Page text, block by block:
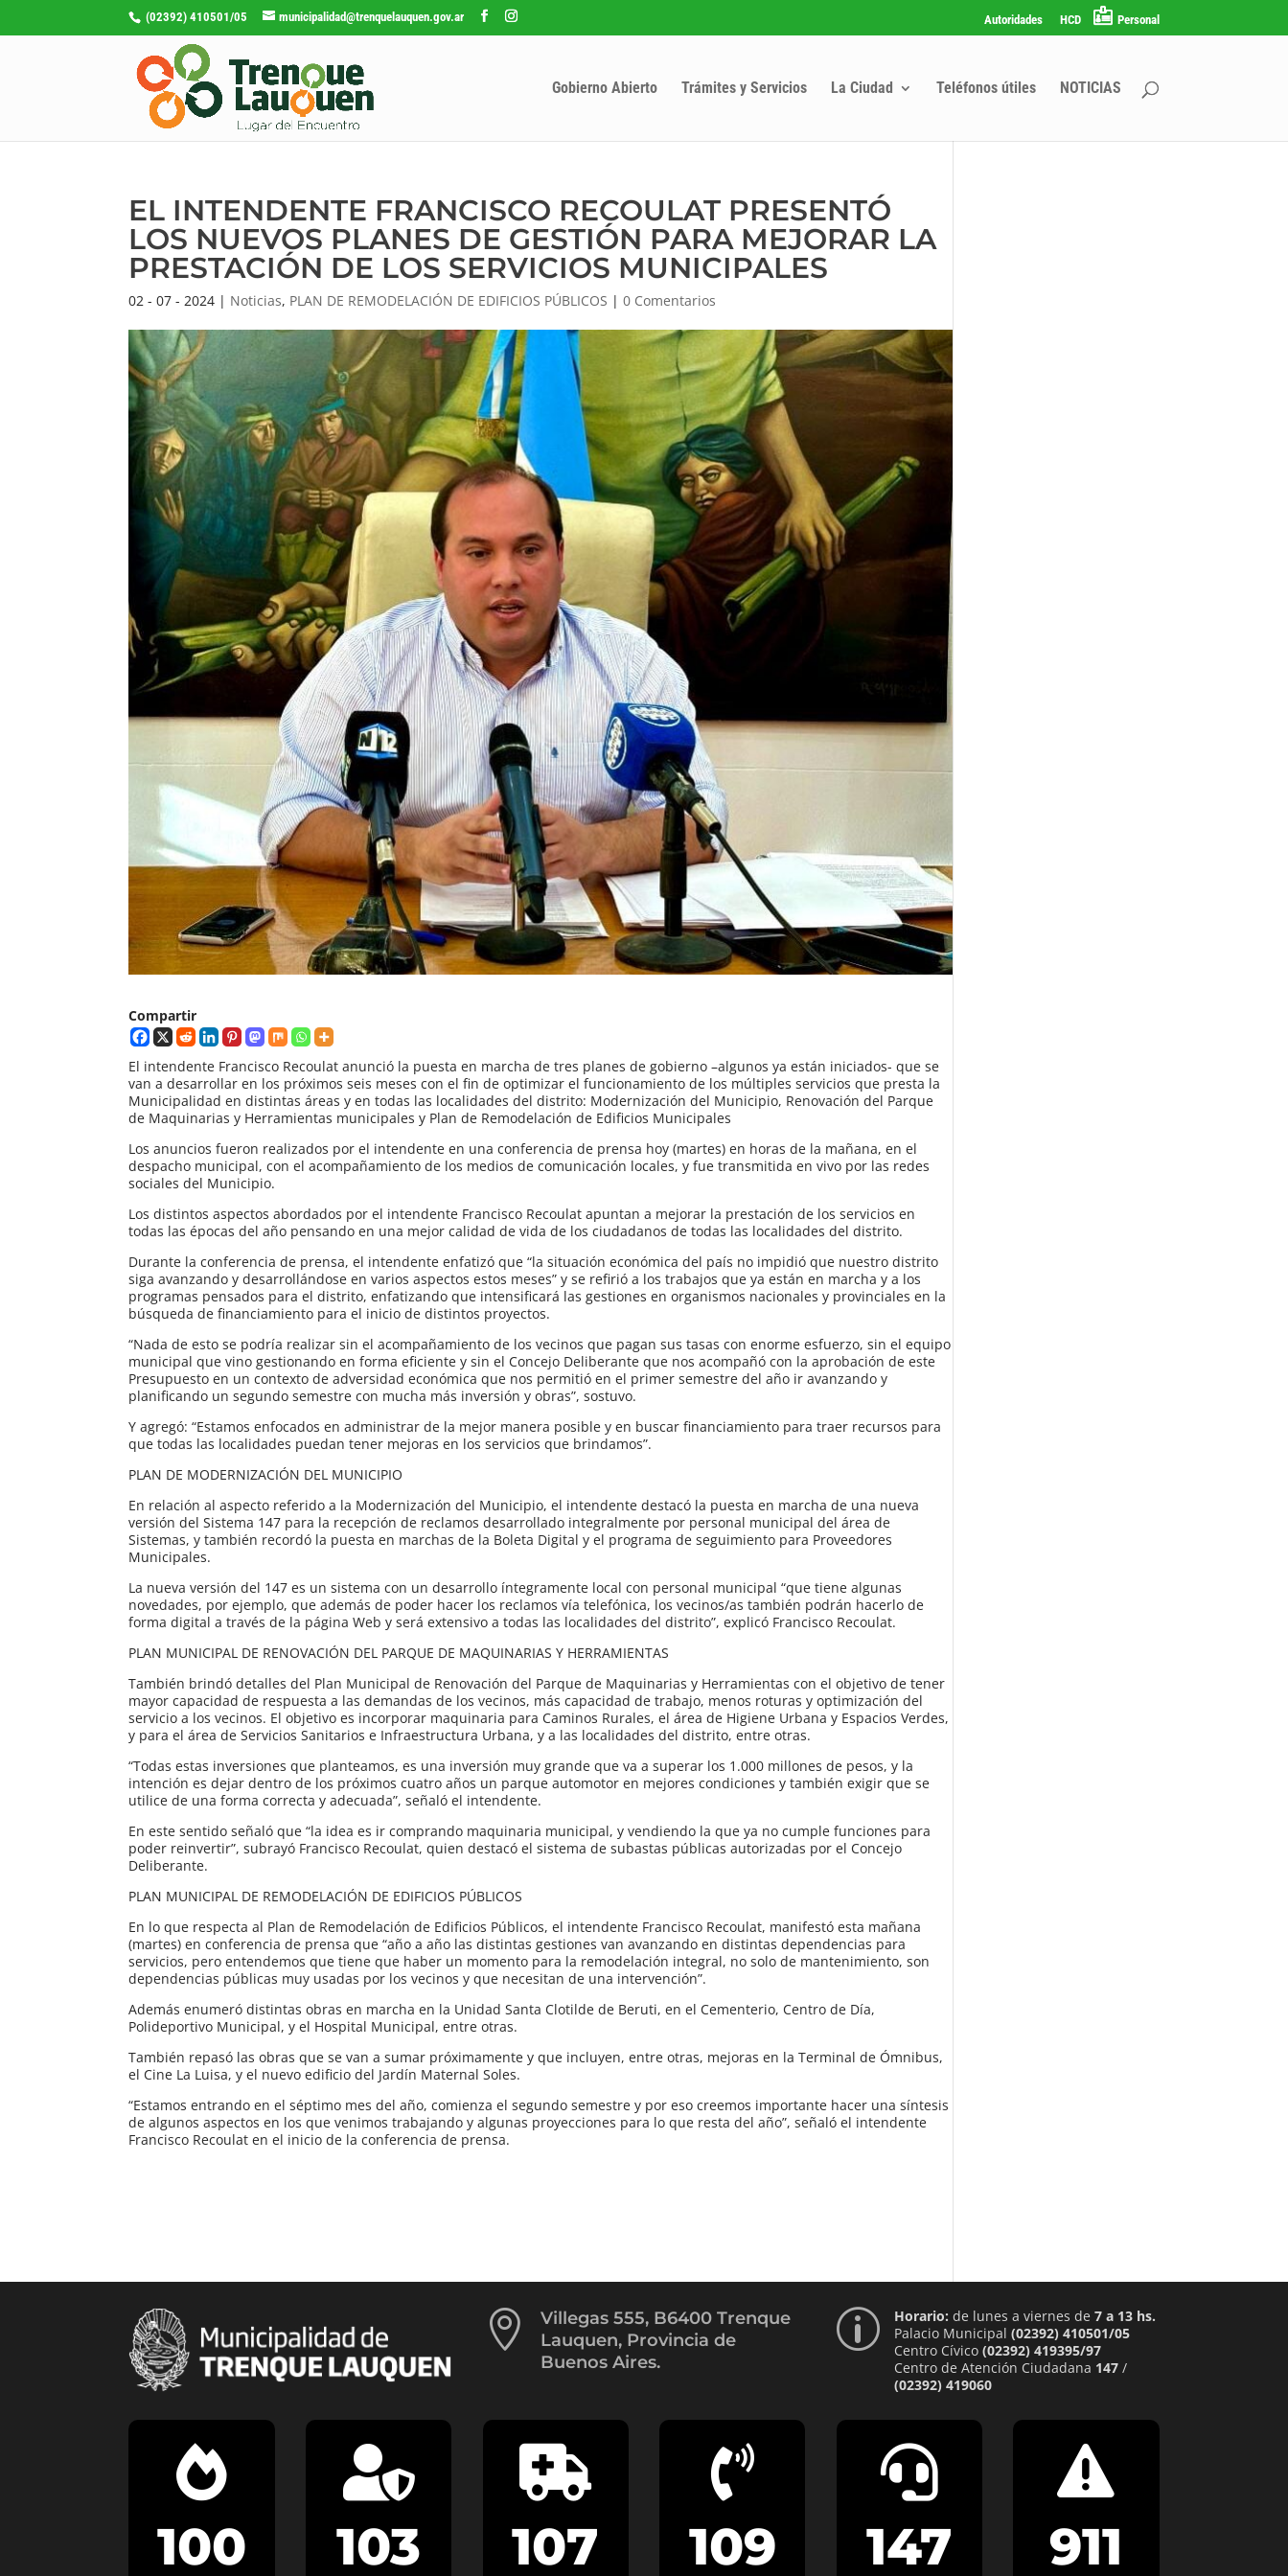
(02392) 410501/05 municipalidad@trenquelauquen.gov.ar Autoridades HCD Personal
Gobierno Abierto Trámites y Servicios La Ciudad Teléfonos útiles NOTICIAS
EL INTENDENTE FRANCISCO RECOULAT PRESENTÓ
LOS NUEVOS PLANES DE GESTIÓN PARA MEJORAR LA
PRESTACIÓN DE LOS SERVICIOS MUNICIPALES
02 - 07 - 2024 | Noticias, PLAN DE REMODELACIÓN DE EDIFICIOS PÚBLICOS |0 Comentarios
Compartir
El intendente Francisco Recoulat anunció la puesta en marcha de tres planes de gobierno –algunos ya están iniciados- que se
van a desarrollar en los próximos seis meses con el fin de optimizar el funcionamiento de los múltiples servicios que presta la
Municipalidad en distintas áreas y en todas las localidades del distrito: Modernización del Municipio, Renovación del Parque
de Maquinarias y Herramientas municipales y Plan de Remodelación de Edificios Municipales
Los anuncios fueron realizados por el intendente en una conferencia de prensa hoy (martes) en horas de la mañana, en el
despacho municipal, con el acompañamiento de los medios de comunicación locales, y fue transmitida en vivo por las redes
sociales del Municipio.
Los distintos aspectos abordados por el intendente Francisco Recoulat apuntan a mejorar la prestación de los servicios en
todas las épocas del año pensando en una mejor calidad de vida de los ciudadanos de todas las localidades del distrito.
Durante la conferencia de prensa, el intendente enfatizó que “la situación económica del país no impidió que nuestro distrito
siga avanzando y desarrollándose en varios aspectos estos meses” y se refirió a los trabajos que ya están en marcha y a los
programas pensados para el distrito, enfatizando que intensificará las gestiones en organismos nacionales y provinciales en la
búsqueda de financiamiento para el inicio de distintos proyectos.
“Nada de esto se podría realizar sin el acompañamiento de los vecinos que pagan sus tasas con enorme esfuerzo, sin el equipo
municipal que vino gestionando en forma eficiente y sin el Concejo Deliberante que nos acompañó con la aprobación de este
Presupuesto en un contexto de adversidad económica que nos permitió en el primer semestre del año ir avanzando y
planificando un segundo semestre con mucha más inversión y obras”, sostuvo.
Y agregó: “Estamos enfocados en administrar de la mejor manera posible y en buscar financiamiento para traer recursos para
que todas las localidades puedan tener mejoras en los servicios que brindamos”.
PLAN DE MODERNIZACIÓN DEL MUNICIPIO
En relación al aspecto referido a la Modernización del Municipio, el intendente destacó la puesta en marcha de una nueva
versión del Sistema 147 para la recepción de reclamos desarrollado integralmente por personal municipal del área de
Sistemas, y también recordó la puesta en marchas de la Boleta Digital y el programa de seguimiento para Proveedores
Municipales.
La nueva versión del 147 es un sistema con un desarrollo íntegramente local con personal municipal “que tiene algunas
novedades, por ejemplo, que además de poder hacer los reclamos vía telefónica, los vecinos/as también podrán hacerlo de
forma digital a través de la página Web y será extensivo a todas las localidades del distrito”, explicó Francisco Recoulat.
PLAN MUNICIPAL DE RENOVACIÓN DEL PARQUE DE MAQUINARIAS Y HERRAMIENTAS
También brindó detalles del Plan Municipal de Renovación del Parque de Maquinarias y Herramientas con el objetivo de tener
mayor capacidad de respuesta a las demandas de los vecinos, más capacidad de trabajo, menos roturas y optimización del
servicio a los vecinos. El objetivo es incorporar maquinaria para Caminos Rurales, el área de Higiene Urbana y Espacios Verdes,
y para el área de Servicios Sanitarios e Infraestructura Urbana, y a las localidades del distrito, entre otras.
“Todas estas inversiones que planteamos, es una inversión muy grande que va a superar los 1.000 millones de pesos, y la
intención es dejar dentro de los próximos cuatro años un parque automotor en mejores condiciones y también exigir que se
utilice de una forma correcta y adecuada”, señaló el intendente.
En este sentido señaló que “la idea es ir comprando maquinaria municipal, y vendiendo la que ya no cumple funciones para
poder reinvertir”, subrayó Francisco Recoulat, quien destacó el sistema de subastas públicas autorizadas por el Concejo
Deliberante.
PLAN MUNICIPAL DE REMODELACIÓN DE EDIFICIOS PÚBLICOS
En lo que respecta al Plan de Remodelación de Edificios Públicos, el intendente Francisco Recoulat, manifestó esta mañana
(martes) en conferencia de prensa que “año a año las distintas gestiones van avanzando en distintas dependencias para
servicios, pero entendemos que tiene que haber un momento para la remodelación integral, no solo de mantenimiento, son
dependencias públicas muy usadas por los vecinos y que necesitan de una intervención”.
Además enumeró distintas obras en marcha en la Unidad Santa Clotilde de Beruti, en el Cementerio, Centro de Día,
Polideportivo Municipal, y el Hospital Municipal, entre otras.
También repasó las obras que se van a sumar próximamente y que incluyen, entre otras, mejoras en la Terminal de Ómnibus,
el Cine La Luisa, y el nuevo edificio del Jardín Maternal Soles.
“Estamos entrando en el séptimo mes del año, comienza el segundo semestre y por eso creemos importante hacer una síntesis
de algunos aspectos en los que venimos trabajando y algunas proyecciones para lo que resta del año”, señaló el intendente
Francisco Recoulat en el inicio de la conferencia de prensa.

Villegas 555, B6400 Trenque
Lauquen, Provincia de
Buenos Aires.
p Horario: de lunes a viernes de 7 a 13 hs.
Palacio Municipal (02392) 410501/05
Centro Cívico (02392) 419395/97
Centro de Atención Ciudadana 147/
(02392) 419060

100

103

107

109

147

911